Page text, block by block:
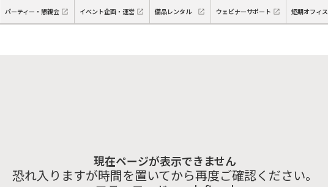
パーティー・懇親会 イベント企画・運営 備品レンタル ウェビナーサポート 短期オフィス
現在ページが表示できません
恐れ入りますが時間を置いてから再度ご確認ください。